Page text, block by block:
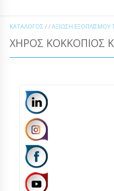
ΚΑΤΆΛΟΓΟΣ / /ΑΞΊΩΣΗ ΕΞΟΠΛΙΣΜΟΎ
ΧΉΡΟΣ ΚΟΚΚΌΠΙΟΣ